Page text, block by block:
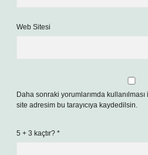
Web Sitesi
Daha sonraki yorumlarımda
site adresim bu tarayıcıya kaydedilsin.
5 + 3 kaçtır? *